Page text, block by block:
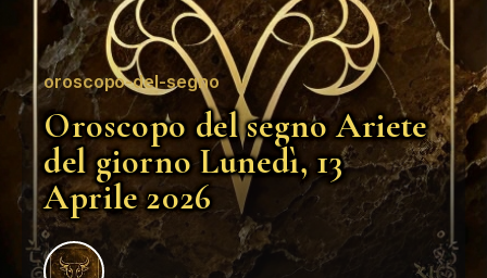
oroscopo-del-segno
Oroscopo del segno Ariete
del giorno Lunedì, 13
Aprile 2026